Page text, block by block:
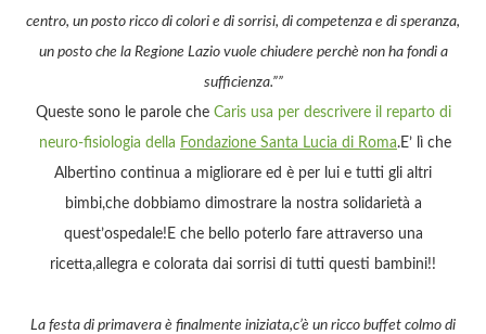
centro, un posto ricco di colori e di sorrisi, di competenza e di speranza,
un posto che la Regione Lazio vuole chiudere perchè non ha fondi a
sufficienza.””
Queste sono le parole che Caris usa per descrivere il reparto di
neuro-fisiologia della Fondazione Santa Lucia di Roma.E’ lì che
Albertino continua a migliorare ed è per lui e tutti gli altri
bimbi,che dobbiamo dimostrare la nostra solidarietà a
quest’ospedale!E che bello poterlo fare attraverso una
ricetta,allegra e colorata dai sorrisi di tutti questi bambini!!
La festa di primavera è finalmente iniziata,c’è un ricco buffet colmo di